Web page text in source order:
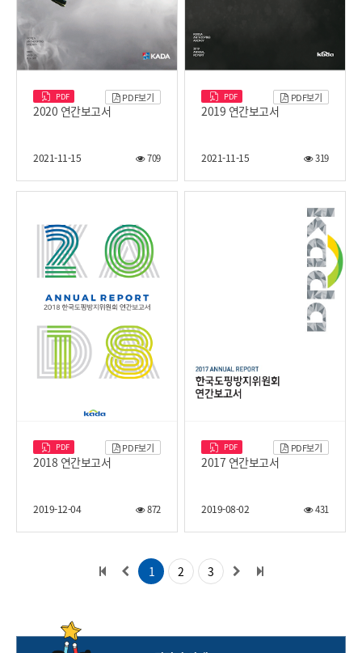
PDF
2020 연간보고서
2021-11-15 709
PDF보기 PDF
2019 연간보고서
2021-11-15 319
PDF보기
PDF
2018 연간보고서
2019-12-04 872
PDF보기 PDF
2017 연간보고서
2019-08-02 431
PDF보기
1 2 3